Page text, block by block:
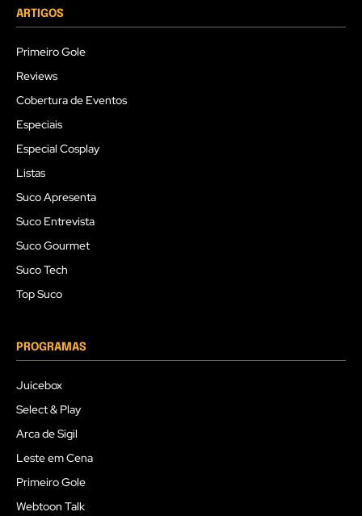
ARTIGOS
Primeiro Gole
Reviews
Cobertura de Eventos
Especiais
Especial Cosplay
Listas
Suco Apresenta
Suco Entrevista
Suco Gourmet
Suco Tech
Top Suco
PROGRAMAS
Juicebox
Select & Play
Arca de Sigil
Leste em Cena
Primeiro Gole
Webtoon Talk